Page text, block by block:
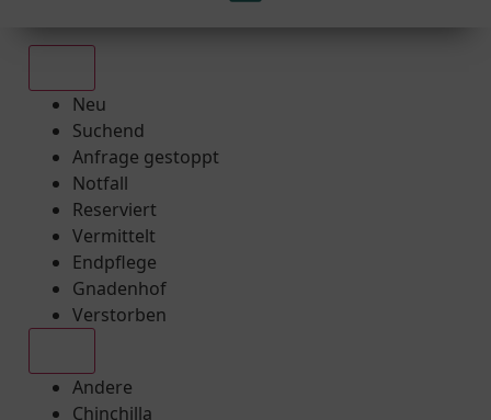
Neu
Suchend
Anfrage gestoppt
Notfall
Reserviert
Vermittelt
Endpflege
Gnadenhof
Verstorben
Andere
Chinchilla